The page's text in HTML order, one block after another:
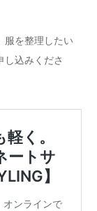
服を整理したい
し込みくださ